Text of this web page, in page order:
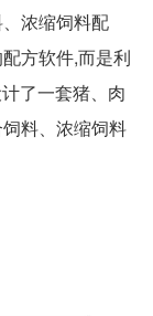
浓缩饲料配
方软件,而是利
了一套猪、肉
料、浓缩饲料